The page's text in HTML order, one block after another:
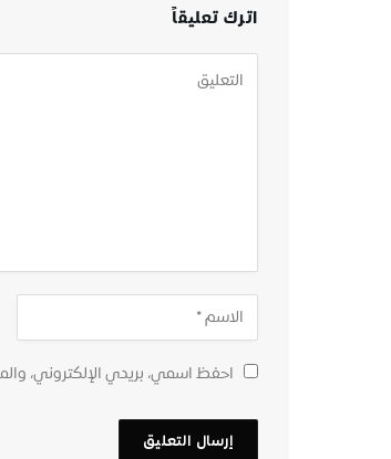
اترك تعليقاً
احفظ اسمي، بريدي الإلكتروني،